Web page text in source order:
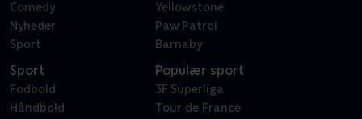
Comedy
Nyheder
Sport
Yellowstone
Paw Patrol
Barnaby
Sport
Fodbold
Håndbold
Populær sport
3F Superliga
Tour de France